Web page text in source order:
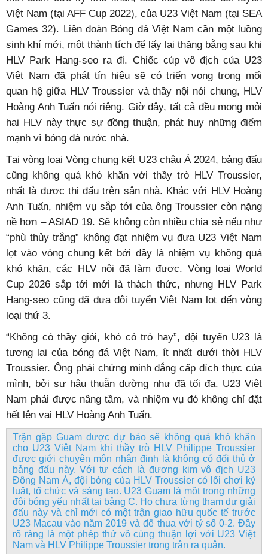
Việt Nam (tại AFF Cup 2022), của U23 Việt Nam (tại SEA
Games 32). Liên đoàn Bóng đá Việt Nam cần một luồng
sinh khí mới, một thành tích để lấy lại thăng bằng sau khi
HLV Park Hang-seo ra đi. Chiếc cúp vô địch của U23
Việt Nam đã phát tín hiệu sẽ có triển vọng trong mối
quan hệ giữa HLV Troussier và thầy nội nói chung, HLV
Hoàng Anh Tuấn nói riêng. Giờ đây, tất cả đều mong mỏi
hai HLV này thực sự đồng thuận, phát huy những điểm
mạnh vì bóng đá nước nhà.
Tại vòng loại Vòng chung kết U23 châu Á 2024, bảng đấu
cũng không quá khó khăn với thầy trò HLV Troussier,
nhất là được thi đấu trên sân nhà. Khác với HLV Hoàng
Anh Tuấn, nhiệm vụ sắp tới của ông Troussier còn nặng
nề hơn – ASIAD 19. Sẽ không còn nhiều chia sẻ nếu như
“phù thủy trắng” không đạt nhiệm vụ đưa U23 Việt Nam
lọt vào vòng chung kết bởi đây là nhiệm vụ không quá
khó khăn, các HLV nội đã làm được. Vòng loại World
Cup 2026 sắp tới mới là thách thức, nhưng HLV Park
Hang-seo cũng đã đưa đội tuyển Việt Nam lọt đến vòng
loại thứ 3.
“Không có thầy giỏi, khó có trò hay”, đội tuyển U23 là
tương lai của bóng đá Việt Nam, ít nhất dưới thời HLV
Troussier. Ông phải chứng minh đẳng cấp đích thực của
mình, bởi sự hậu thuẫn dường như đã tối đa. U23 Việt
Nam phải được nâng tầm, và nhiệm vụ đó không chỉ đặt
hết lên vai HLV Hoàng Anh Tuấn.
Trận gặp Guam được dự báo sẽ không quá khó khăn
cho U23 Việt Nam khi thầy trò HLV Philippe Troussier
được giới chuyên môn nhận định là không có đối thủ ở
bảng đấu này. Với tư cách là đương kim vô địch U23
Đông Nam Á, đội bóng của HLV Troussier có lối chơi kỷ
luật, tổ chức và sáng tạo. U23 Guam là một trong những
đội bóng yếu nhất tại bảng C. Họ chưa từng tham dự giải
đấu này và chỉ mới có một trận giao hữu quốc tế trước
U23 Macau vào năm 2019 và để thua với tỷ số 0-2. Đây
rõ ràng là một phép thử vô cùng thuận lợi với U23 Việt
Nam và HLV Philippe Troussier trong trận ra quân.